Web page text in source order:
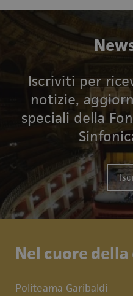
Iscriviti per
notizie,
speciali della
Nel cuore
Politeama Garibaldi